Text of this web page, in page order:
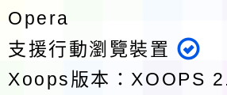
Opera
支援行動瀏覽裝置
Xoops版本：XOOPS